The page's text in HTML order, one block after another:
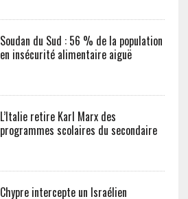
Soudan du Sud : 56 % de la population
en insécurité alimentaire aiguë
L’Italie retire Karl Marx des
programmes scolaires du secondaire
Chypre intercepte un Israélien